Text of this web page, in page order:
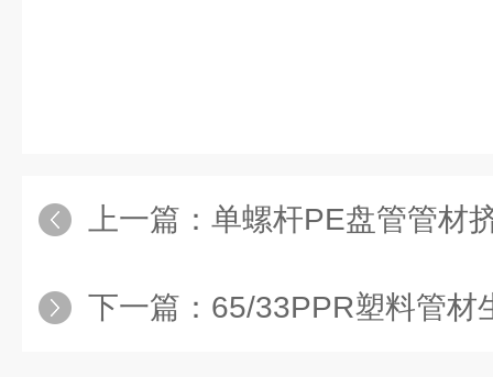
上一篇： 单螺杆PE盘管管材
下一篇： 65/33PPR塑料管材生